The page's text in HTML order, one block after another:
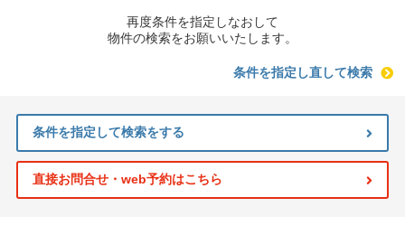
再度条件を指定しなおして
物件の検索をお願いいたします。
条件を指定し直して検索
条件を指定して検索をする
直接お問合せ・web予約はこちら